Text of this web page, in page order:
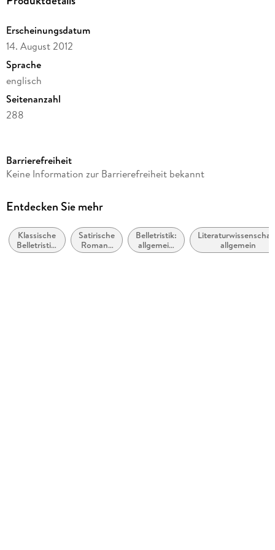
Erscheinungsdatum
14. August 2012
Sprache
englisch
Seitenanzahl
288
Autor/Autorin
Verlag/Hersteller
Produktart
kartoniert
Barrierefreiheit
Keine Information zur Barrierefreiheit bekannt
Entdecken Sie mehr
Klassische
Belletristik:
allgemein
Satirische
Romane
und
Belletristik:
allgemein
und
allgemein